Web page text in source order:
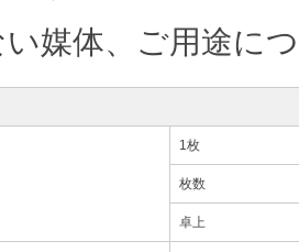
媒体、ご用途に
1枚
枚数
卓上